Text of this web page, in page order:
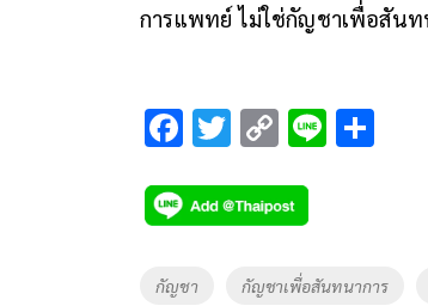
การแพทย์ ไม่ใช่กัญชาเพื่อสันท
F
e
b
o
T
tt
er
C
p
y
Li
Li
Tags
กัญชา กัญชาเพื่อสันทนาการ